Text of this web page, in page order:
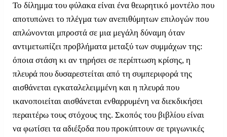
Το δίλημμα του φύλακα είναι ένα θεωρητικό μοντέλο που
αποτυπώνει το πλέγμα των ανεπιθύμητων επιλογών που
απλώνονται μπροστά σε μια μεγάλη δύναμη όταν
αντιμετωπίζει προβλήματα μεταξύ των συμμάχων της:
όποια στάση κι αν τηρήσει σε περίπτωση κρίσης, η
πλευρά που δυσαρεστείται από τη συμπεριφορά της
αισθάνεται εγκαταλελειμμένη και η πλευρά που
ικανοποιείται αισθάνεται ενθαρρυμένη να διεκδικήσει
περαιτέρω τους στόχους της. Σκοπός του βιβλίου είναι
να φωτίσει τα αδιέξοδα που προκύπτουν σε τριγωνικές